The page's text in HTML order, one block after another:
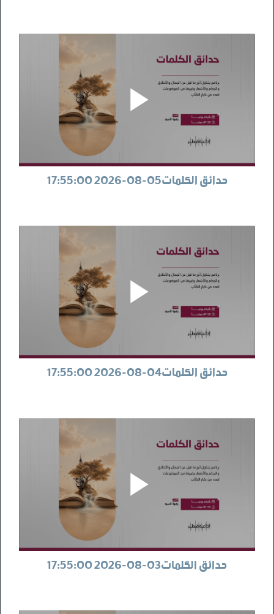
حدائق الكلمات05-08-2026 17:55:00
حدائق الكلمات04-08-2026 17:55:00
حدائق الكلمات03-08-2026 17:55:00